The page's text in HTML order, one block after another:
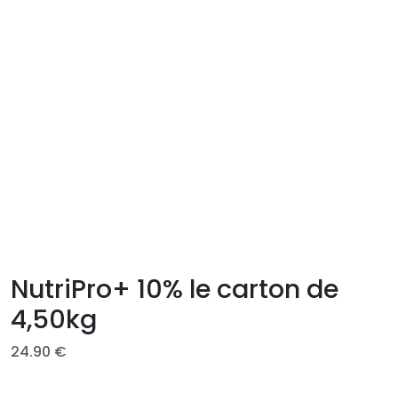
NutriPro+ 10% le carton de
4,50kg
24.90 €